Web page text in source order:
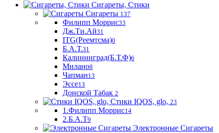
Сигареты, Стики
Сигареты 137
Филипп Моррис33
Дж.Ти.Ай31
ITG(Реемтсма)0
Б.А.Т.31
Калининград(Б.Т.Ф)6
Милано8
Чапман13
Эссе13
Донской Табак 2
Стики IQOS, glo, 23
1.Филипп Моррис14
2.Б.А.Т9
Электронные Сигареты